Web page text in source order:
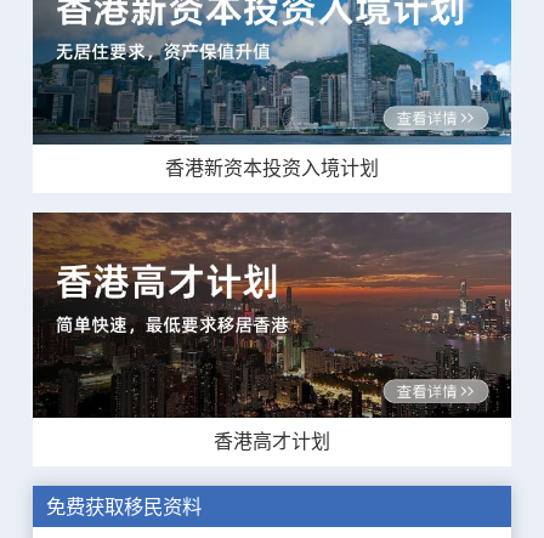
香港新资本投资入境计划
香港高才计划
免费获取移民资料